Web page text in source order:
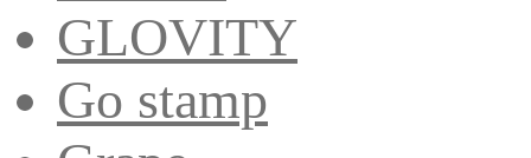
GLOVITY
Go stamp